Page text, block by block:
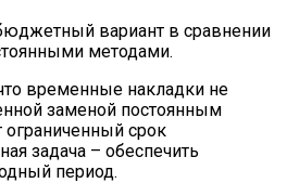
вариант в сравнении
методами.
временные накладки не
заменой постоянным
срок
задача – обеспечить
период.